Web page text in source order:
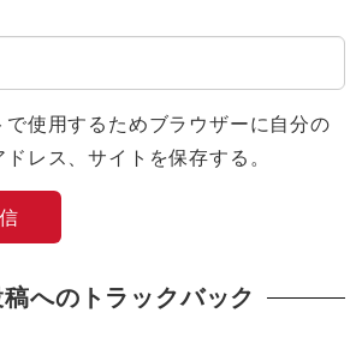
使用するためブラウザーに自分の
レス、サイトを保存する。
へのトラックバック